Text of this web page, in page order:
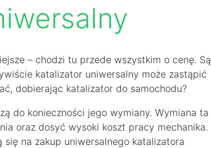
– chodzi tu przede wszystkim o cenę. Są
katalizator uniwersalny może zastąpić
dobierając katalizator do samochodu?
do konieczności jego wymiany. Wymiana ta
oraz dosyć wysoki koszt pracy mechanika.
na zakup uniwersalnego katalizatora